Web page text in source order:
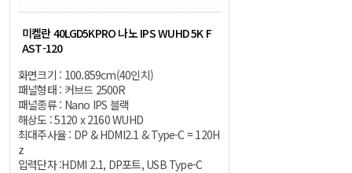
미켈란 40LGD5KPRO 나노 IPS WUHD 5K F
AST-120
화면크기 : 100.859cm(40인치)
패널형태 : 커브드 2500R
패널종류 : Nano IPS 블랙
해상도 : 5120 x 2160 WUHD
최대주사율 : DP & HDMI2.1 & Type-C = 120H
z
입력단자 :HDMI 2.1, DP포트, USB Type-C